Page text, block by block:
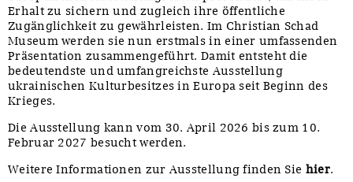
Erhalt zu sichern und zugleich ihre öffentliche
Zugänglichkeit zu gewährleisten. Im Christian Schad
Museum werden sie nun erstmals in einer umfassenden
Präsentation zusammengeführt. Damit entsteht die
bedeutendste und umfangreichste Ausstellung
ukrainischen Kulturbesitzes in Europa seit Beginn des
Krieges.
Die Ausstellung kann vom 30. April 2026 bis zum 10.
Februar 2027 besucht werden.
Weitere Informationen zur Ausstellung finden Sie hier.